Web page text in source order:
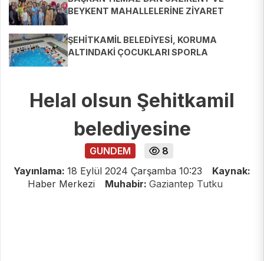
BEYKENT MAHALLELERİNE ZİYARET
ŞEHİTKAMİL BELEDİYESİ, KORUMA
ALTINDAKİ ÇOCUKLARI SPORLA
Helal olsun Şehitkamil
belediyesine
GUNDEM
8
Yayınlama: 18 Eylül 2024 Çarşamba 10:23
Kaynak:
Haber Merkezi
Muhabir: Gaziantep Tutku